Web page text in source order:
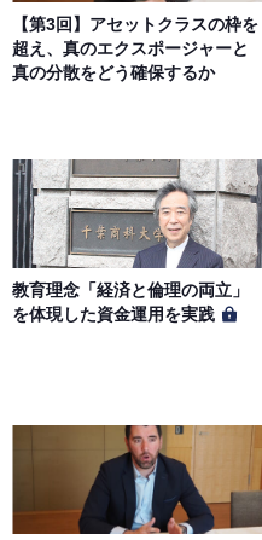
【第3回】アセットクラスの枠を
超え、真のエクスポージャーと
真の分散をどう確保するか
教育理念「経済と倫理の両立」
を体現した資金運用を実践